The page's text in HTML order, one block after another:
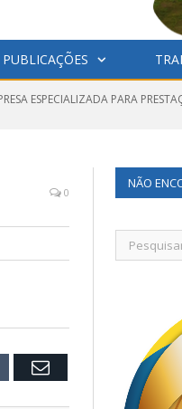
PUBLICAÇÕES
ESPECIALIZADA PARA
0
Email
NÃO